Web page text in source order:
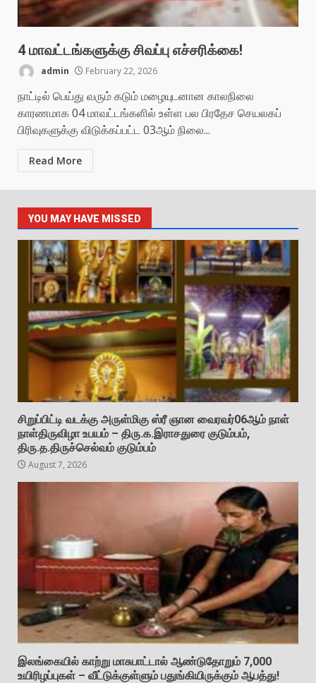
4 மாவட்டங்களுக்கு சிவப்பு எச்சரிக்கை!
admin February 22, 2026
நாட்டில் பெய்து வரும் கடும் மழையுடனான காலநிலை
காரணமாக 04 மாவட்டங்களில் உள்ள பல பிரதேச செயலகப்
பிரிவுகளுக்கு விடுக்கப்பட்ட 03ஆம் நிலை...
Read More
YOU MAY HAVE MISSED
சிறுப்பிட்டி வடக்கு அருள்மிகு ஸ்ரீ ஞான வைரவர்06ஆம் நாள்
நாள்திருவிழா உபயம் – திரு.க.இராசதுரை குடும்பம்,
திரு.த.திருச்செல்வம் குடும்பம்
August 7, 2026
இலங்கையில் காற்று மாசுபாட்டால் ஆண்டுதோறும் 7,000
உயிரிழப்புகள் – வீட்டுக்குள்ளும் பதுங்கியிருக்கும் ஆபத்து!